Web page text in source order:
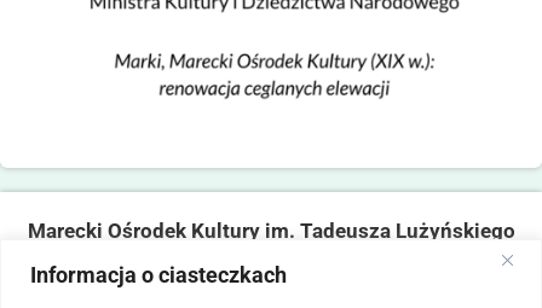
Informacja o ciasteczkach
Marecki Ośrodek Kultury im. Tadeusza Lużyńskiego
ul. Fabryczna 2, 05-270 Marki
tel. 22 781 14 06,mokmarki@mokmarki.pl